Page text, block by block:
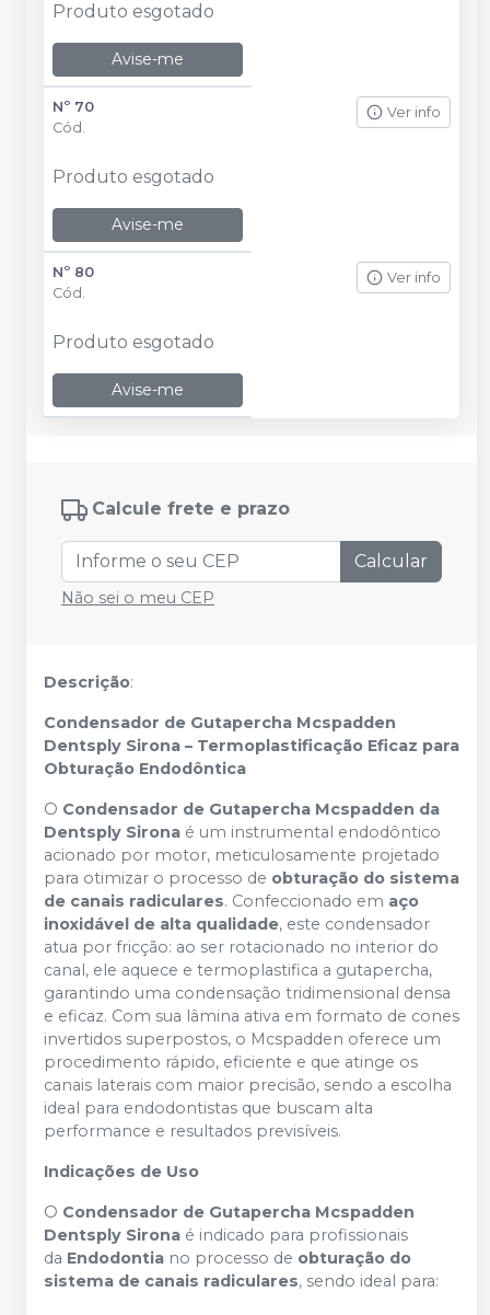
Produto esgotado
Avise-me
Nº 70
Cód.
Ver info
Produto esgotado
Avise-me
Nº 80
Cód.
Ver info
Produto esgotado
Avise-me
Calcule frete e prazo
Calcular
Não sei o meu CEP
Descrição:
Condensador de Gutapercha Mcspadden
Dentsply Sirona – Termoplastificação Eficaz para
Obturação Endodôntica
O Condensador de Gutapercha Mcspadden da
Dentsply Sirona é um instrumental endodôntico
acionado por motor, meticulosamente projetado
para otimizar o processo de obturação do sistema
de canais radiculares. Confeccionado em aço
inoxidável de alta qualidade, este condensador
atua por fricção: ao ser rotacionado no interior do
canal, ele aquece e termoplastifica a gutapercha,
garantindo uma condensação tridimensional densa
e eficaz. Com sua lâmina ativa em formato de cones
invertidos superpostos, o Mcspadden oferece um
procedimento rápido, eficiente e que atinge os
canais laterais com maior precisão, sendo a escolha
ideal para endodontistas que buscam alta
performance e resultados previsíveis.
Indicações de Uso
O Condensador de Gutapercha Mcspadden
Dentsply Sirona é indicado para profissionais
da Endodontia no processo de obturação do
sistema de canais radiculares, sendo ideal para: